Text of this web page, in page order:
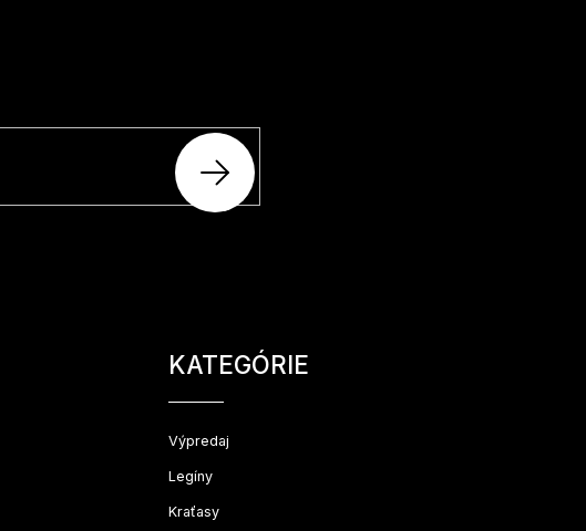
PRIHLÁSIŤ
SA
kategórie
KATEGÓRIE
Výpredaj
Legíny
Kraťasy